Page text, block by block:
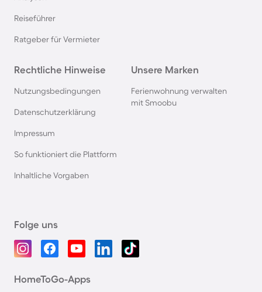
Reiseführer
Ratgeber für Vermieter
Rechtliche Hinweise
Nutzungsbedingungen
Datenschutzerklärung
Impressum
So funktioniert die Plattform
Inhaltliche Vorgaben
Unsere Marken
Ferienwohnung verwalten
mit Smoobu
Folge uns
HomeToGo-Apps